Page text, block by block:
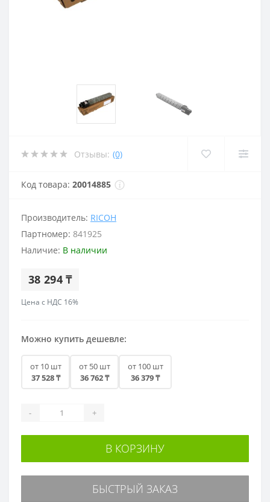
Отзывы: (0)
Код товара: 20014885
Производитель: RICOH
Партномер: 841925
Наличие: В наличии
38 294 ₸
Цена с НДС 16%
Можно купить дешевле:
от 10 шт
37 528 ₸
от 50 шт
36 762 ₸
от 100 шт
36 379 ₸
- +
В КОРЗИНУ
БЫСТРЫЙ ЗАКАЗ